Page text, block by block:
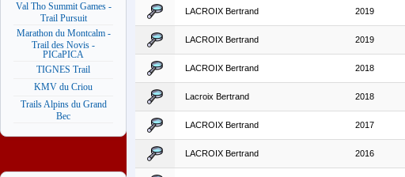
Val Tho Summit Games -
Trail Pursuit
Marathon du Montcalm -
Trail des Novis -
PICaPICA
TIGNES Trail
KMV du Criou
Trails Alpins du Grand
Bec
LACROIX Bertrand 2019
LACROIX Bertrand 2019
LACROIX Bertrand 2018
Lacroix Bertrand 2018
LACROIX Bertrand 2017
LACROIX Bertrand 2016